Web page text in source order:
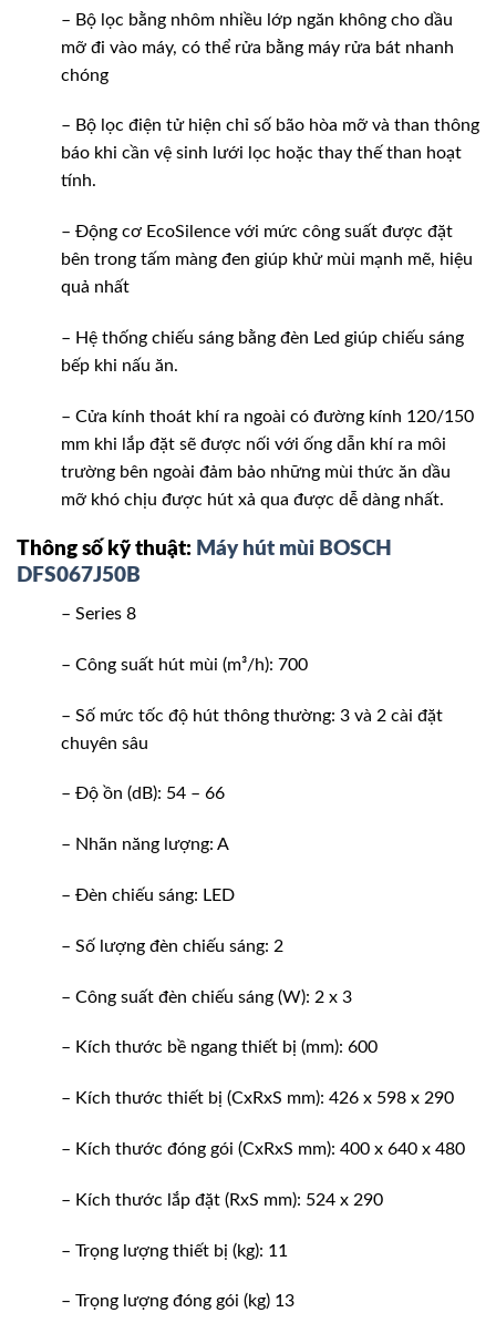
– Bộ lọc bằng nhôm nhiều lớp ngăn không cho dầu
mỡ đi vào máy, có thể rửa bằng máy rửa bát nhanh
chóng
– Bộ lọc điện tử hiện chỉ số bão hòa mỡ và than thông
báo khi cần vệ sinh lưới lọc hoặc thay thế than hoạt
tính.
– Động cơ EcoSilence với mức công suất được đặt
bên trong tấm màng đen giúp khử mùi mạnh mẽ, hiệu
quả nhất
– Hệ thống chiếu sáng bằng đèn Led giúp chiếu sáng
bếp khi nấu ăn.
– Cửa kính thoát khí ra ngoài có đường kính 120/150
mm khi lắp đặt sẽ được nối với ống dẫn khí ra môi
trường bên ngoài đảm bảo những mùi thức ăn dầu
mỡ khó chịu được hút xả qua được dễ dàng nhất.
Thông số kỹ thuật: Máy hút mùi BOSCH
DFS067J50B
– Series 8
– Công suất hút mùi (m³/h): 700
– Số mức tốc độ hút thông thường: 3 và 2 cài đặt
chuyên sâu
– Độ ồn (dB): 54 – 66
– Nhãn năng lượng: A
– Đèn chiếu sáng: LED
– Số lượng đèn chiếu sáng: 2
– Công suất đèn chiếu sáng (W): 2 x 3
– Kích thước bề ngang thiết bị (mm): 600
– Kích thước thiết bị (CxRxS mm): 426 x 598 x 290
– Kích thước đóng gói (CxRxS mm): 400 x 640 x 480
– Kích thước lắp đặt (RxS mm): 524 x 290
– Trọng lượng thiết bị (kg): 11
– Trọng lượng đóng gói (kg) 13